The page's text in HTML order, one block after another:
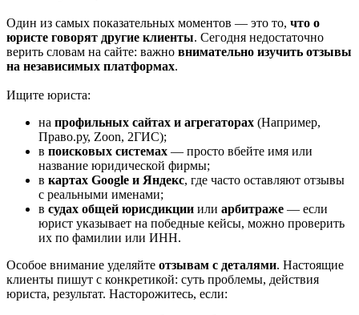
Один из самых показательных моментов — это то, что о
юристе говорят другие клиенты. Сегодня недостаточно
верить словам на сайте: важно внимательно изучить отзывы
на независимых платформах.
Ищите юриста:
на профильных сайтах и агрегаторах (Например,
Право.ру, Zoon, 2ГИС);
в поисковых системах — просто вбейте имя или
название юридической фирмы;
в картах Google и Яндекс, где часто оставляют отзывы
с реальными именами;
в судах общей юрисдикции или арбитраже — если
юрист указывает на победные кейсы, можно проверить
их по фамилии или ИНН.
Особое внимание уделяйте отзывам с деталями. Настоящие
клиенты пишут с конкретикой: суть проблемы, действия
юриста, результат. Насторожитесь, если: